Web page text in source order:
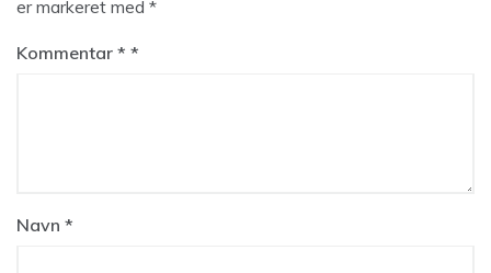
er markeret med *
Kommentar *
Navn *